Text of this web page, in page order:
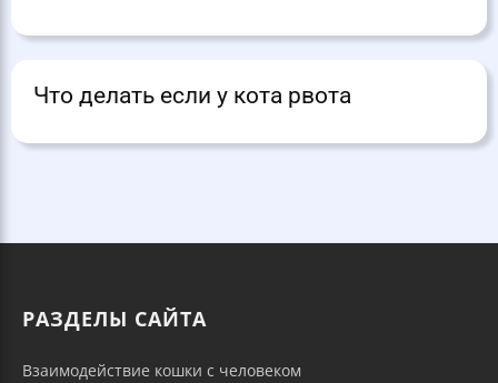
Что делать если у кота рвота
РАЗДЕЛЫ САЙТА
Взаимодействие кошки с человеком